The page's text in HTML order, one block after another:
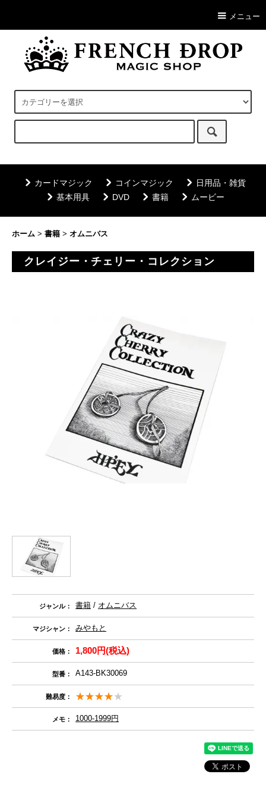
メニュー
カードマジック コインマジック
日用品・雑貨
基本用具
DVD 書籍 ムービー
ホーム > 書籍 > オムニバス
クレイジー・チェリー・コレクション
ジャンル： 書籍 / オムニバス
マジシャン： みやもと
価格： 1,800円(税込)
型番： A143-BK30069
難易度：
メモ： 1000-1999円